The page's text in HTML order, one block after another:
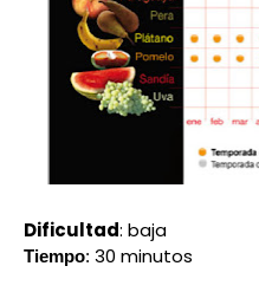
Dificultad: baja
Tiempo: 30 minutos